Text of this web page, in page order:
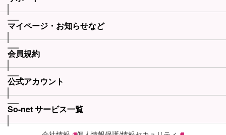
マイページ・お知らせなど
会員規約
公式アカウント
So-net サービス一覧